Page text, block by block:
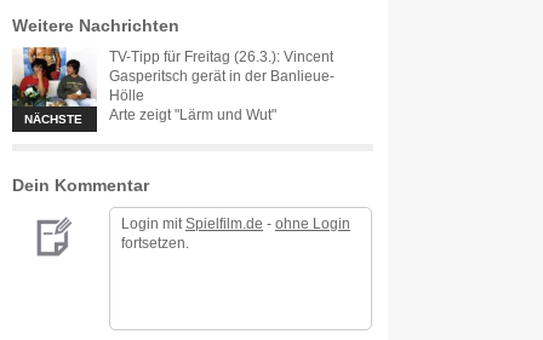
Weitere Nachrichten
NÄCHSTE
TV-Tipp für Freitag (26.3.): Vincent
Gasperitsch gerät in der Banlieue-
Hölle
Arte zeigt "Lärm und Wut"
Dein Kommentar
Login mit Spielfilm.de - ohne Login
fortsetzen.